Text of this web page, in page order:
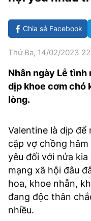
GOLF
CÁC CÚP CHÂU ÂU
BẢNG XẾP HẠNG
VĂN HÓA
GIẢI TRÍ
DIỄN ĐÀN
CÔNG NGHIỆP VĂN
NHỊP ĐẬP SỨC KHỎE
X-QUANG TIN ĐỒN
VIẾT LẠI ƯỚC MƠ
GIẢI TRÍ
PHIM
ÂM NHẠC
DU LỊCH
TIN TỨC
ẨM THỰC
TƯ VẤN
THẾ GIỚI SAO
HIGHTECH
BẠN CẦN BIẾT
INFOGRAPHIC
E-MAGAZINE
ẢNH
BÁO GIẤY
Chia sẻ Facebook
Thứ Ba, 14/02/2023
Nhân ngày Lễ
dịp khoe cơm chó
lòng.
Valentine là dịp để
cặp vợ chồng
yêu đối với nửa
mạng xã hội đâu
hoa, khoe nhẫn,
đang độc thân
nhiều.